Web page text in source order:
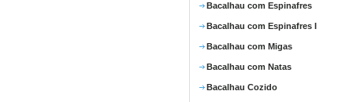
Bacalhau com Espinafres
Bacalhau com Espinafres I
Bacalhau com Migas
Bacalhau com Natas
Bacalhau Cozido